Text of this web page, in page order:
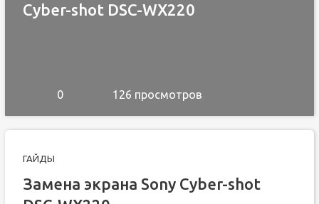
Cyber-shot DSC-WX220
0 126 просмотров
ГАЙДЫ
Замена экрана Sony Cyber-shot